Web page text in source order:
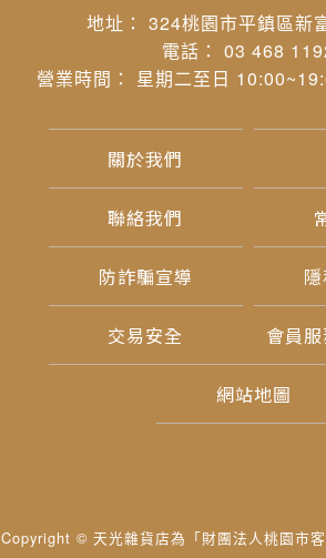
地址： 324桃園市平鎮區新
電話： 03 468
營業時間： 星期二至日
關於我們
聯絡我們
防詐騙宣導
交易安全 會員
網站地圖
Copyright © 天光雜貨店為「財團法人桃園市